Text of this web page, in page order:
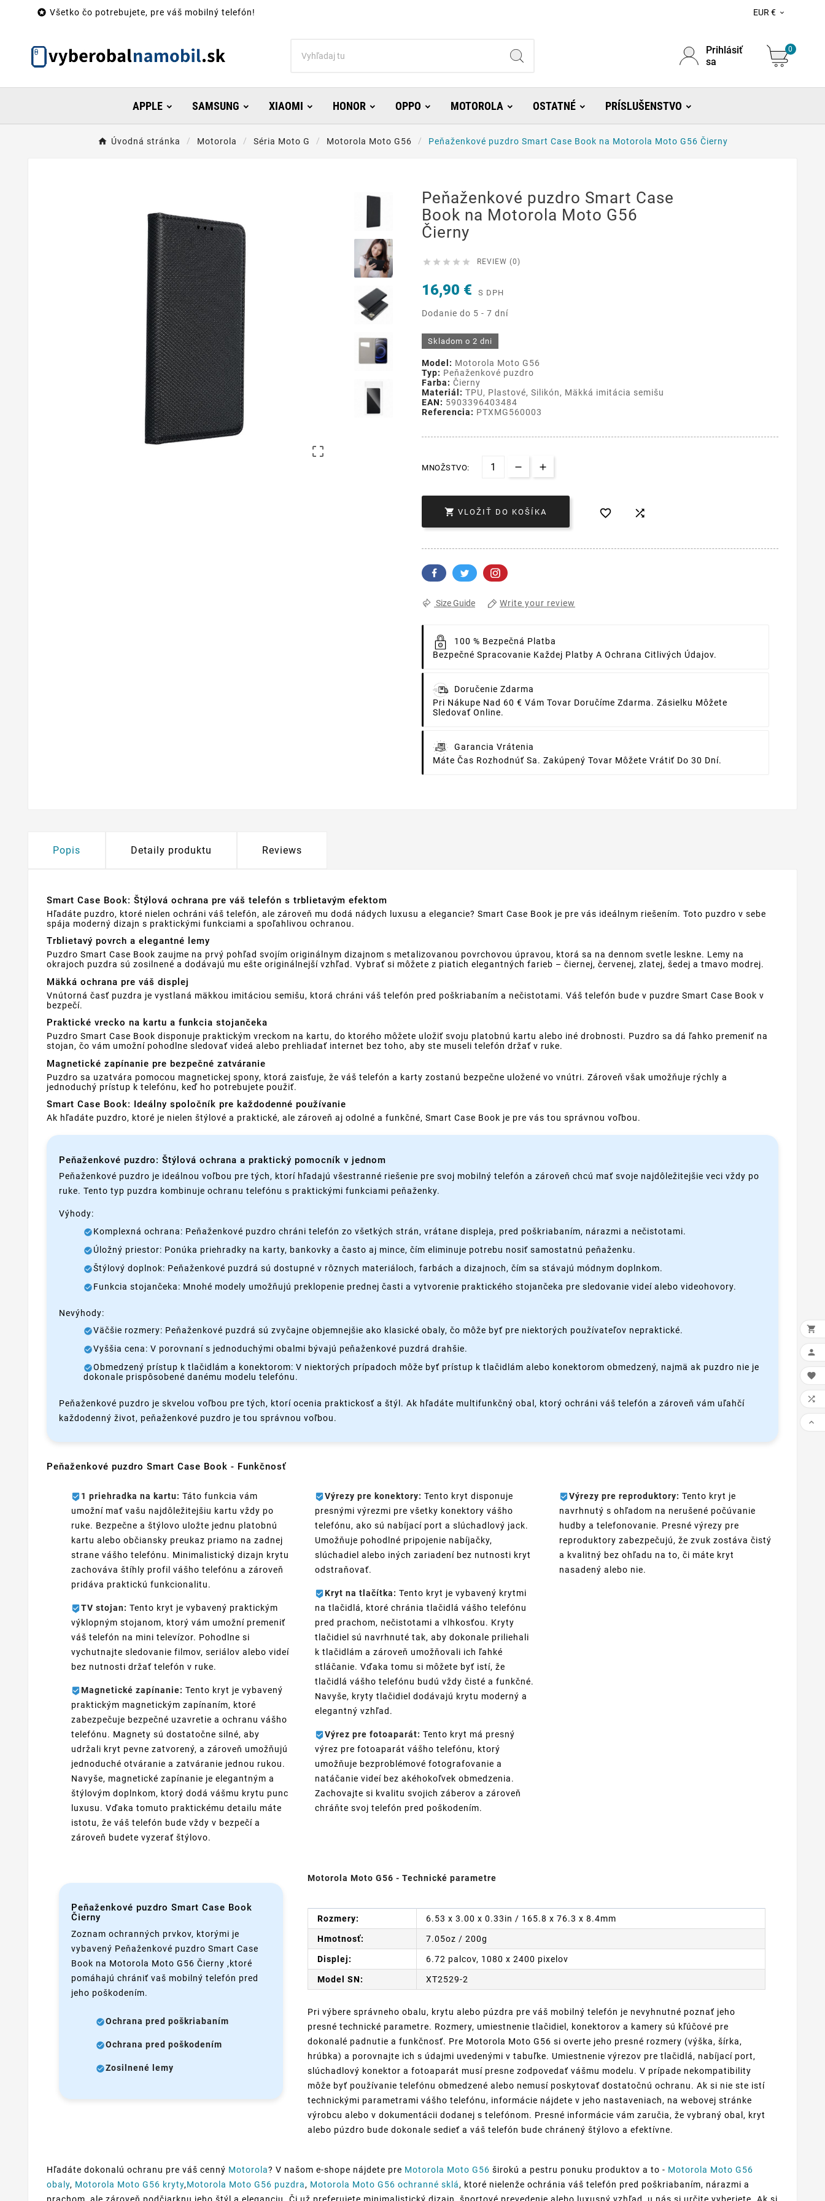
 Všetko čo potrebujete, pre váš mobilný telefón! EUR € 
Prihlásiť
sa
0
APPLE SAMSUNG XIAOMI HONOR OPPO MOTOROLA OSTATNÉ PRÍSLUŠENSTVO
Úvodná stránka Motorola Séria Moto G Motorola Moto G56 Peňaženkové puzdro Smart Case Book na Motorola Moto G56 Čierny

Peňaženkové puzdro Smart Case
Book na Motorola Moto G56
Čierny
     REVIEW (0)
16,90 € S DPH
Dodanie do 5 - 7 dní
Skladom o 2 dni
Model: Motorola Moto G56
Typ: Peňaženkové puzdro
Farba: Čierny
Materiál: TPU, Plastové, Silikón, Mäkká imitácia semišu
EAN: 5903396403484
Referencia: PTXMG560003
MNOŽSTVO:
 VLOŽIŤ DO KOŠÍKA  
Size Guide Write your review
100 % Bezpečná Platba
Bezpečné Spracovanie Každej Platby A Ochrana Citlivých Údajov.
Doručenie Zdarma
Pri Nákupe Nad 60 € Vám Tovar Doručíme Zdarma. Zásielku Môžete
Sledovať Online.
Garancia Vrátenia
Máte Čas Rozhodnúť Sa. Zakúpený Tovar Môžete Vrátiť Do 30 Dní.
Popis Detaily produktu Reviews
Smart Case Book: Štýlová ochrana pre váš telefón s trblietavým efektom
Hľadáte puzdro, ktoré nielen ochráni váš telefón, ale zároveň mu dodá nádych luxusu a elegancie? Smart Case Book je pre vás ideálnym riešením. Toto puzdro v sebe
spája moderný dizajn s praktickými funkciami a spoľahlivou ochranou.
Trblietavý povrch a elegantné lemy
Puzdro Smart Case Book zaujme na prvý pohľad svojím originálnym dizajnom s metalizovanou povrchovou úpravou, ktorá sa na dennom svetle leskne. Lemy na
okrajoch puzdra sú zosilnené a dodávajú mu ešte originálnejší vzhľad. Vybrať si môžete z piatich elegantných farieb – čiernej, červenej, zlatej, šedej a tmavo modrej.
Mäkká ochrana pre váš displej
Vnútorná časť puzdra je vystlaná mäkkou imitáciou semišu, ktorá chráni váš telefón pred poškriabaním a nečistotami. Váš telefón bude v puzdre Smart Case Book v
bezpečí.
Praktické vrecko na kartu a funkcia stojančeka
Puzdro Smart Case Book disponuje praktickým vreckom na kartu, do ktorého môžete uložiť svoju platobnú kartu alebo iné drobnosti. Puzdro sa dá ľahko premeniť na
stojan, čo vám umožní pohodlne sledovať videá alebo prehliadať internet bez toho, aby ste museli telefón držať v ruke.
Magnetické zapínanie pre bezpečné zatváranie
Puzdro sa uzatvára pomocou magnetickej spony, ktorá zaisťuje, že váš telefón a karty zostanú bezpečne uložené vo vnútri. Zároveň však umožňuje rýchly a
jednoduchý prístup k telefónu, keď ho potrebujete použiť.
Smart Case Book: Ideálny spoločník pre každodenné používanie
Ak hľadáte puzdro, ktoré je nielen štýlové a praktické, ale zároveň aj odolné a funkčné, Smart Case Book je pre vás tou správnou voľbou.
Peňaženkové puzdro: Štýlová ochrana a praktický pomocník v jednom
Peňaženkové puzdro je ideálnou voľbou pre tých, ktorí hľadajú všestranné riešenie pre svoj mobilný telefón a zároveň chcú mať svoje najdôležitejšie veci vždy po
ruke. Tento typ puzdra kombinuje ochranu telefónu s praktickými funkciami peňaženky.
Výhody:
Komplexná ochrana: Peňaženkové puzdro chráni telefón zo všetkých strán, vrátane displeja, pred poškriabaním, nárazmi a nečistotami.
Úložný priestor: Ponúka priehradky na karty, bankovky a často aj mince, čím eliminuje potrebu nosiť samostatnú peňaženku.
Štýlový doplnok: Peňaženkové puzdrá sú dostupné v rôznych materiáloch, farbách a dizajnoch, čím sa stávajú módnym doplnkom.
Funkcia stojančeka: Mnohé modely umožňujú preklopenie prednej časti a vytvorenie praktického stojančeka pre sledovanie videí alebo videohovory.
Nevýhody:
Väčšie rozmery: Peňaženkové puzdrá sú zvyčajne objemnejšie ako klasické obaly, čo môže byť pre niektorých používateľov nepraktické.
Vyššia cena: V porovnaní s jednoduchými obalmi bývajú peňaženkové puzdrá drahšie.
Obmedzený prístup k tlačidlám a konektorom: V niektorých prípadoch môže byť prístup k tlačidlám alebo konektorom obmedzený, najmä ak puzdro nie je
dokonale prispôsobené danému modelu telefónu.
Peňaženkové puzdro je skvelou voľbou pre tých, ktorí ocenia praktickosť a štýl. Ak hľadáte multifunkčný obal, ktorý ochráni váš telefón a zároveň vám uľahčí
každodenný život, peňaženkové puzdro je tou správnou voľbou.
Peňaženkové puzdro Smart Case Book - Funkčnosť
1 priehradka na kartu: Táto funkcia vám
umožní mať vašu najdôležitejšiu kartu vždy po
ruke. Bezpečne a štýlovo uložte jednu platobnú
kartu alebo občiansky preukaz priamo na zadnej
strane vášho telefónu. Minimalistický dizajn krytu
zachováva štíhly profil vášho telefónu a zároveň
pridáva praktickú funkcionalitu.
TV stojan: Tento kryt je vybavený praktickým
výklopným stojanom, ktorý vám umožní premeniť
váš telefón na mini televízor. Pohodlne si
vychutnajte sledovanie filmov, seriálov alebo videí
bez nutnosti držať telefón v ruke.
Magnetické zapínanie: Tento kryt je vybavený
praktickým magnetickým zapínaním, ktoré
zabezpečuje bezpečné uzavretie a ochranu vášho
telefónu. Magnety sú dostatočne silné, aby
udržali kryt pevne zatvorený, a zároveň umožňujú
jednoduché otváranie a zatváranie jednou rukou.
Navyše, magnetické zapínanie je elegantným a
štýlovým doplnkom, ktorý dodá vášmu krytu punc
luxusu. Vďaka tomuto praktickému detailu máte
istotu, že váš telefón bude vždy v bezpečí a
zároveň budete vyzerať štýlovo.
Výrezy pre konektory: Tento kryt disponuje
presnými výrezmi pre všetky konektory vášho
telefónu, ako sú nabíjací port a slúchadlový jack.
Umožňuje pohodlné pripojenie nabíjačky,
slúchadiel alebo iných zariadení bez nutnosti kryt
odstraňovať.
Kryt na tlačítka: Tento kryt je vybavený krytmi
na tlačidlá, ktoré chránia tlačidlá vášho telefónu
pred prachom, nečistotami a vlhkosťou. Kryty
tlačidiel sú navrhnuté tak, aby dokonale priliehali
k tlačidlám a zároveň umožňovali ich ľahké
stláčanie. Vďaka tomu si môžete byť istí, že
tlačidlá vášho telefónu budú vždy čisté a funkčné.
Navyše, kryty tlačidiel dodávajú krytu moderný a
elegantný vzhľad.
Výrez pre fotoaparát: Tento kryt má presný
výrez pre fotoaparát vášho telefónu, ktorý
umožňuje bezproblémové fotografovanie a
natáčanie videí bez akéhokoľvek obmedzenia.
Zachovajte si kvalitu svojich záberov a zároveň
chráňte svoj telefón pred poškodením.
Výrezy pre reproduktory: Tento kryt je
navrhnutý s ohľadom na nerušené počúvanie
hudby a telefonovanie. Presné výrezy pre
reproduktory zabezpečujú, že zvuk zostáva čistý
a kvalitný bez ohľadu na to, či máte kryt
nasadený alebo nie.
Peňaženkové puzdro Smart Case Book
Čierny
Zoznam ochranných prvkov, ktorými je
vybavený Peňaženkové puzdro Smart Case
Book na Motorola Moto G56 Čierny ,ktoré
pomáhajú chrániť vaš mobilný telefón pred
jeho poškodením.
Ochrana pred poškriabaním
Ochrana pred poškodením
Zosilnené lemy
Motorola Moto G56 - Technické parametre
Rozmery: 6.53 x 3.00 x 0.33in / 165.8 x 76.3 x 8.4mm
Hmotnosť: 7.05oz / 200g
Displej: 6.72 palcov, 1080 x 2400 pixelov
Model SN: XT2529-2
Pri výbere správneho obalu, krytu alebo púzdra pre váš mobilný telefón je nevyhnutné poznať jeho
presné technické parametre. Rozmery, umiestnenie tlačidiel, konektorov a kamery sú kľúčové pre
dokonalé padnutie a funkčnosť. Pre Motorola Moto G56 si overte jeho presné rozmery (výška, šírka,
hrúbka) a porovnajte ich s údajmi uvedenými v tabuľke. Umiestnenie výrezov pre tlačidlá, nabíjací port,
slúchadlový konektor a fotoaparát musí presne zodpovedať vášmu modelu. V prípade nekompatibility
môže byť používanie telefónu obmedzené alebo nemusí poskytovať dostatočnú ochranu. Ak si nie ste istí
technickými parametrami vášho telefónu, informácie nájdete v jeho nastaveniach, na webovej stránke
výrobcu alebo v dokumentácii dodanej s telefónom. Presné informácie vám zaručia, že vybraný obal, kryt
alebo púzdro bude dokonale sedieť a váš telefón bude chránený štýlovo a efektívne.
Hľadáte dokonalú ochranu pre váš cenný Motorola? V našom e-shope nájdete pre Motorola Moto G56 širokú a pestru ponuku produktov a to - Motorola Moto G56
obaly, Motorola Moto G56 kryty,Motorola Moto G56 puzdra, Motorola Moto G56 ochranné sklá, ktoré nielenže ochránia váš telefón pred poškriabaním, nárazmi a
prachom, ale zároveň podčiarknu jeho štýl a eleganciu. Či už preferujete minimalistický dizajn, športové prevedenie alebo luxusný vzhľad, u nás si určite vyberiete. Ak si




